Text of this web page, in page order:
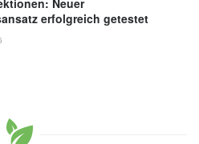
Neuer
erfolgreich getestet